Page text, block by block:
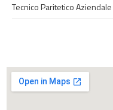
Tecnico Paritetico